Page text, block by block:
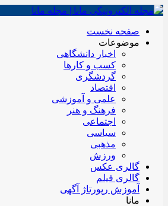
صفحه نخست
موضوعات
اخبار دانشگاهی
کسب و کارها
گردشگری
اقتصاد
علمی و آموزشی
فرهنگ و هنر
اجتماعی
سیاسی
مذهبی
ورزش
گالری عکس
گالری فیلم
آموزش رپورتاژ آگهی
مانا